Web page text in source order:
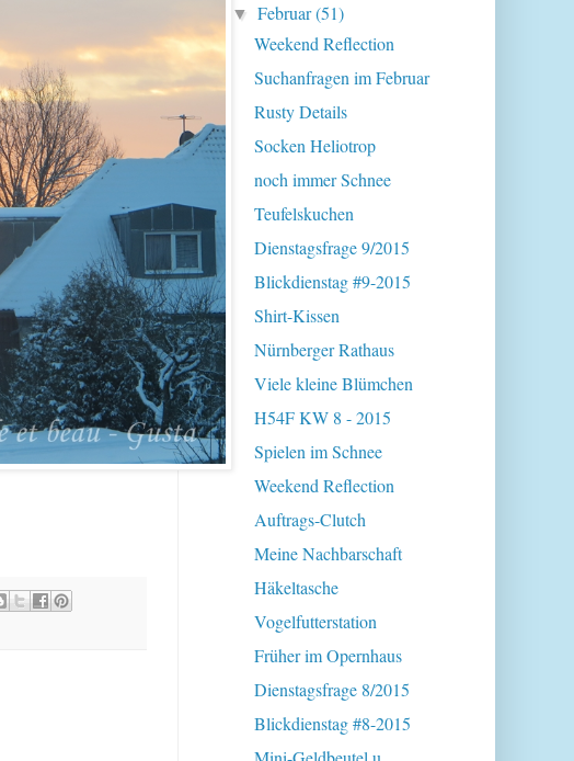
▼Februar(51)
Weekend Reflection
Suchanfragen im Februar
Rusty Details
Socken Heliotrop
noch immer Schnee
Teufelskuchen
Dienstagsfrage 9/2015
Blickdienstag #9-2015
Shirt-Kissen
Nürnberger Rathaus
Viele kleine Blümchen
H54F KW 8 - 2015
Spielen im Schnee
Weekend Reflection
Auftrags-Clutch
Meine Nachbarschaft
Häkeltasche
Vogelfutterstation
Früher im Opernhaus
Dienstagsfrage 8/2015
Blickdienstag #8-2015